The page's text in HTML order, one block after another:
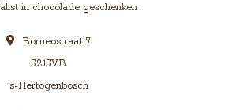
in chocolade geschenken
Borneostraat 7
5215VB
's-Hertogenbosch